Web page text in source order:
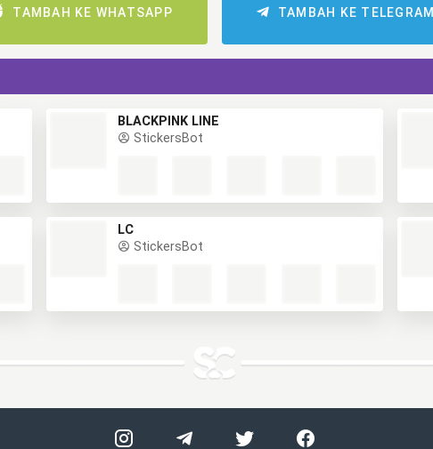
TAMBAH KE WHATSAPP TAMBAH KE TELEGRAM
BLACKPINK LINE
StickersBot
LC
StickersBot